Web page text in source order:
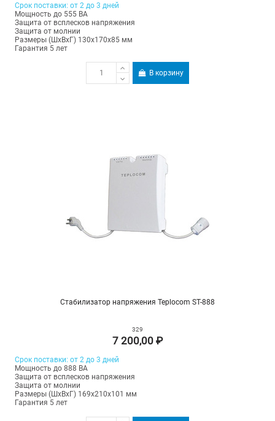
Срок поставки: от 2 до 3 дней
Мощность до 555 ВА
Защита от всплесков напряжения
Защита от молнии
Размеры (ШхВхГ) 130х170х85 мм
Гарантия 5 лет
В корзину
Стабилизатор напряжения Teplocom ST-888
329
7 200,00 ₽
Срок поставки: от 2 до 3 дней
Мощность до 888 ВА
Защита от всплесков напряжения
Защита от молнии
Размеры (ШхВхГ) 169х210х101 мм
Гарантия 5 лет